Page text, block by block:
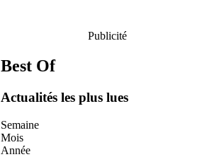
Publicité
Best Of
Actualités les plus lues
Semaine
Mois
Année